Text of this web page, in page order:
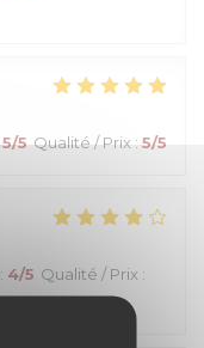
5/5 Qualité / Prix : 5/5
: 4/5 Qualité / Prix :